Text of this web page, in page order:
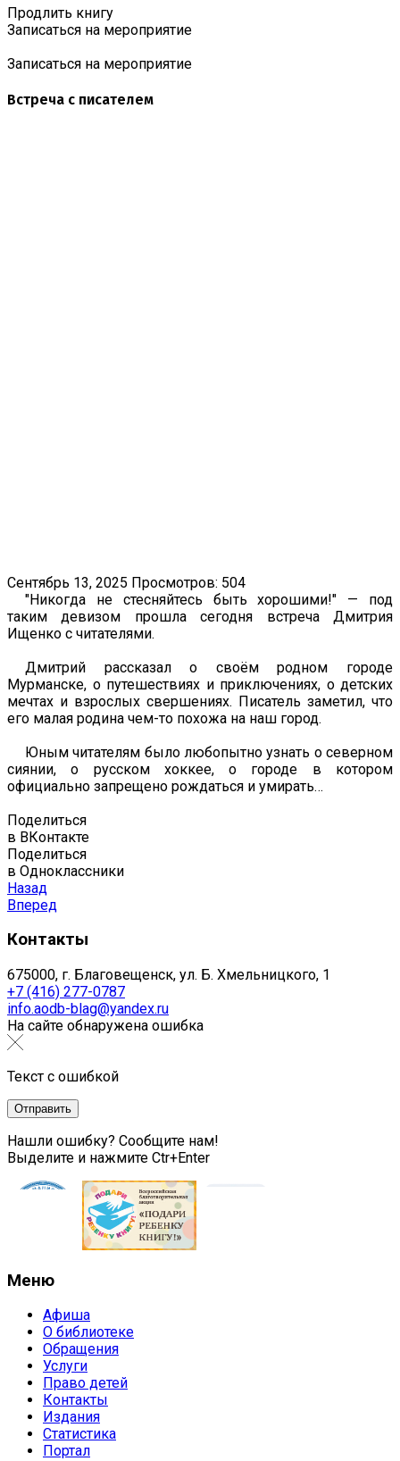
Продлить книгу
Записаться на мероприятие
Записаться на мероприятие
Встреча с писателем
Сентябрь 13, 2025 Просмотров: 504
"Никогда не стесняйтесь быть хорошими!" — под
таким девизом прошла сегодня встреча Дмитрия
Ищенко с читателями.
Дмитрий рассказал о своём родном городе
Мурманске, о путешествиях и приключениях, о детских
мечтах и взрослых свершениях. Писатель заметил, что
его малая родина чем-то похожа на наш город.
Юным читателям было любопытно узнать о северном
сиянии, о русском хоккее, о городе в котором
официально запрещено рождаться и умирать…
Поделиться
в ВКонтакте
Поделиться
в Одноклассники
Назад
Вперед
Контакты
675000, г. Благовещенск, ул. Б. Хмельницкого, 1
+7 (416) 277-0787
info.aodb-blag@yandex.ru
На сайте обнаружена ошибка
Текст с ошибкой
Нашли ошибку? Сообщите нам!
Выделите и нажмите Ctr+Enter
Меню
Афиша
О библиотеке
Обращения
Услуги
Право детей
Контакты
Издания
Статистика
Портал